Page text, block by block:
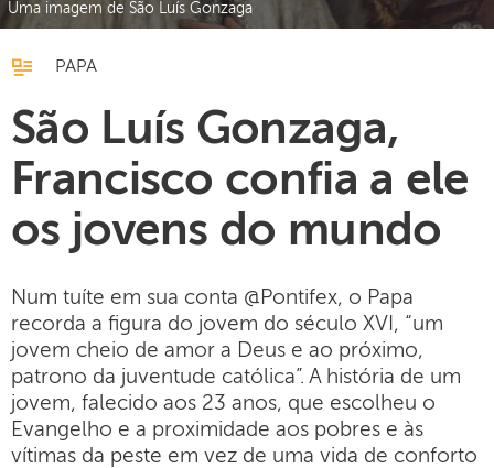
Uma imagem de São Luís Gonzaga
PAPA
São Luís Gonzaga,
Francisco confia a ele
os jovens do mundo
Num tuíte em sua conta @Pontifex, o Papa
recorda a figura do jovem do século XVI, “um
jovem cheio de amor a Deus e ao próximo,
patrono da juventude católica”. A história de um
jovem, falecido aos 23 anos, que escolheu o
Evangelho e a proximidade aos pobres e às
vítimas da peste em vez de uma vida de conforto